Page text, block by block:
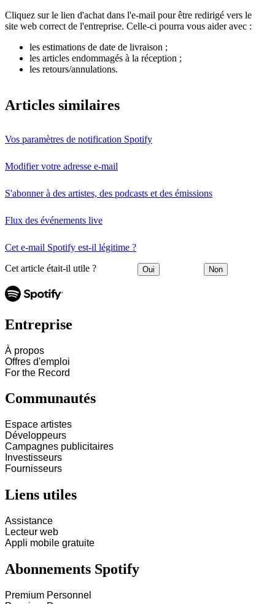
Cliquez sur le lien d'achat dans l'e-mail pour être redirigé vers le
site web correct de l'entreprise. Celle-ci pourra vous aider avec :
les estimations de date de livraison ;
les articles endommagés à la réception ;
les retours/annulations.
Articles similaires
Vos paramètres de notification Spotify
Modifier votre adresse e-mail
S'abonner à des artistes, des podcasts et des émissions
Flux des événements live
Cet e-mail Spotify est-il légitime ?
Cet article était-il utile ? Oui Non
Entreprise
À propos
Offres d'emploi
For the Record
Communautés
Espace artistes
Développeurs
Campagnes publicitaires
Investisseurs
Fournisseurs
Liens utiles
Assistance
Lecteur web
Appli mobile gratuite
Abonnements Spotify
Premium Personnel